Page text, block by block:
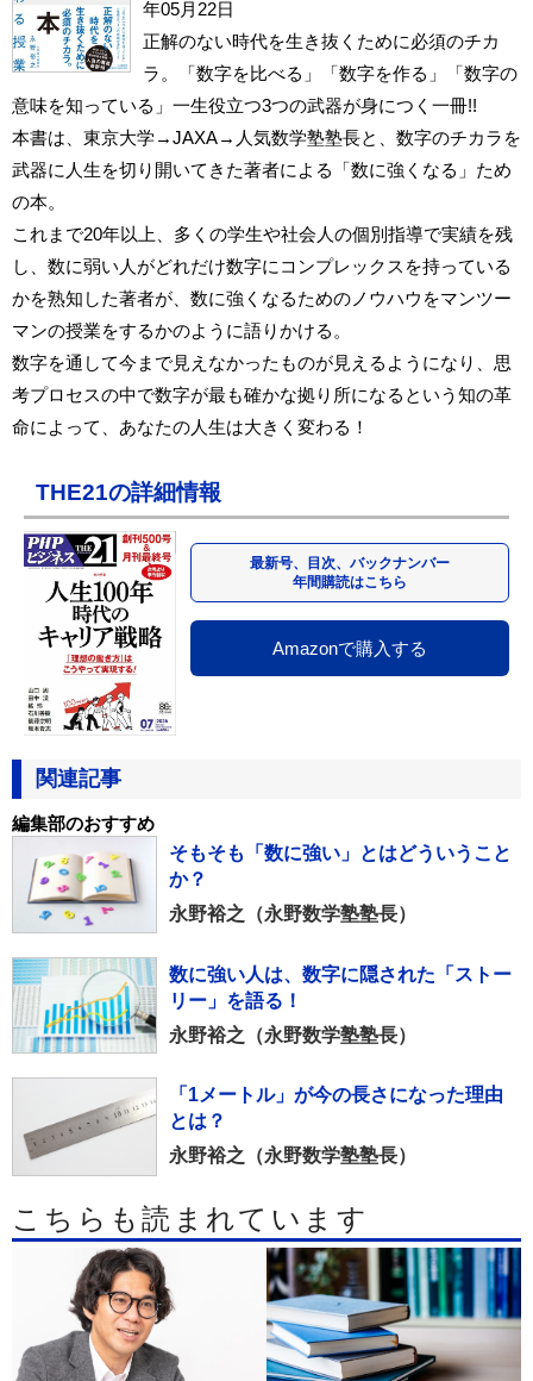
年05月22日
正解のない時代を生き抜くために必須のチカ
ラ。「数字を比べる」「数字を作る」「数字の
意味を知っている」一生役立つ3つの武器が身につく一冊!!
本書は、東京大学→JAXA→人気数学塾塾長と、数字のチカラを
武器に人生を切り開いてきた著者による「数に強くなる」ため
の本。
これまで20年以上、多くの学生や社会人の個別指導で実績を残
し、数に弱い人がどれだけ数字にコンプレックスを持っている
かを熟知した著者が、数に強くなるためのノウハウをマンツー
マンの授業をするかのように語りかける。
数字を通して今まで見えなかったものが見えるようになり、思
考プロセスの中で数字が最も確かな拠り所になるという知の革
命によって、あなたの人生は大きく変わる！
THE21の詳細情報
最新号、目次、バックナンバー
年間購読はこちら
Amazonで購入する
関連記事
編集部のおすすめ
そもそも「数に強い」とはどういうこと
か？
永野裕之（永野数学塾塾長）
数に強い人は、数字に隠された「ストー
リー」を語る！
永野裕之（永野数学塾塾長）
「1メートル」が今の長さになった理由
とは？
永野裕之（永野数学塾塾長）
こちらも読まれています